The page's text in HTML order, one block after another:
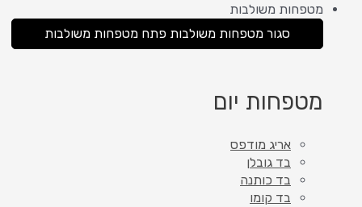
מטפחות משולבות
סגור מטפחות משולבות פתח מטפחות משולבות
מטפחות יום
אריג מודפס
בד גובלן
בד כותנה
בד קומו